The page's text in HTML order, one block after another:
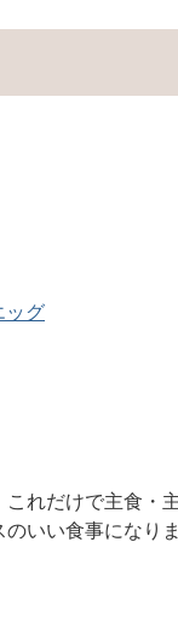
ッグ
れだけで主食・
いい食事になり